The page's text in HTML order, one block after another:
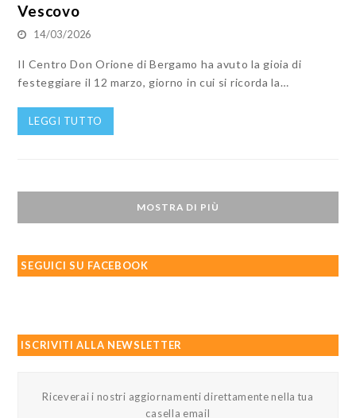
Vescovo
14/03/2026
Il Centro Don Orione di Bergamo ha avuto la gioia di
festeggiare il 12 marzo, giorno in cui si ricorda la…
LEGGI TUTTO
MOSTRA DI PIÙ
SEGUICI SU FACEBOOK
ISCRIVITI ALLA NEWSLETTER
Riceverai i nostri aggiornamenti direttamente nella tua
casella email